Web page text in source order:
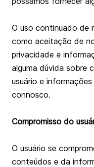
O uso continuado de
como aceitação de
privacidade e
alguma dúvida sobre
usuário e
connosco.
Compromisso do
O usuário se
conteúdos e da